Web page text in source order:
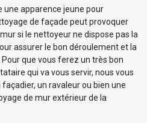
une apparence jeune pour
de façade peut provoquer
si le nettoyeur ne dispose pas la
assurer le bon déroulement et la
que vous ferez un très bon
qui va vous servir, nous vous
un ravaleur ou bien une
de mur extérieur de la